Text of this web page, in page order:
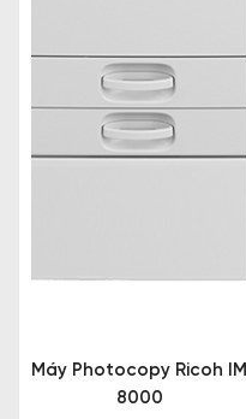
Máy Photocopy Ricoh IM
8000